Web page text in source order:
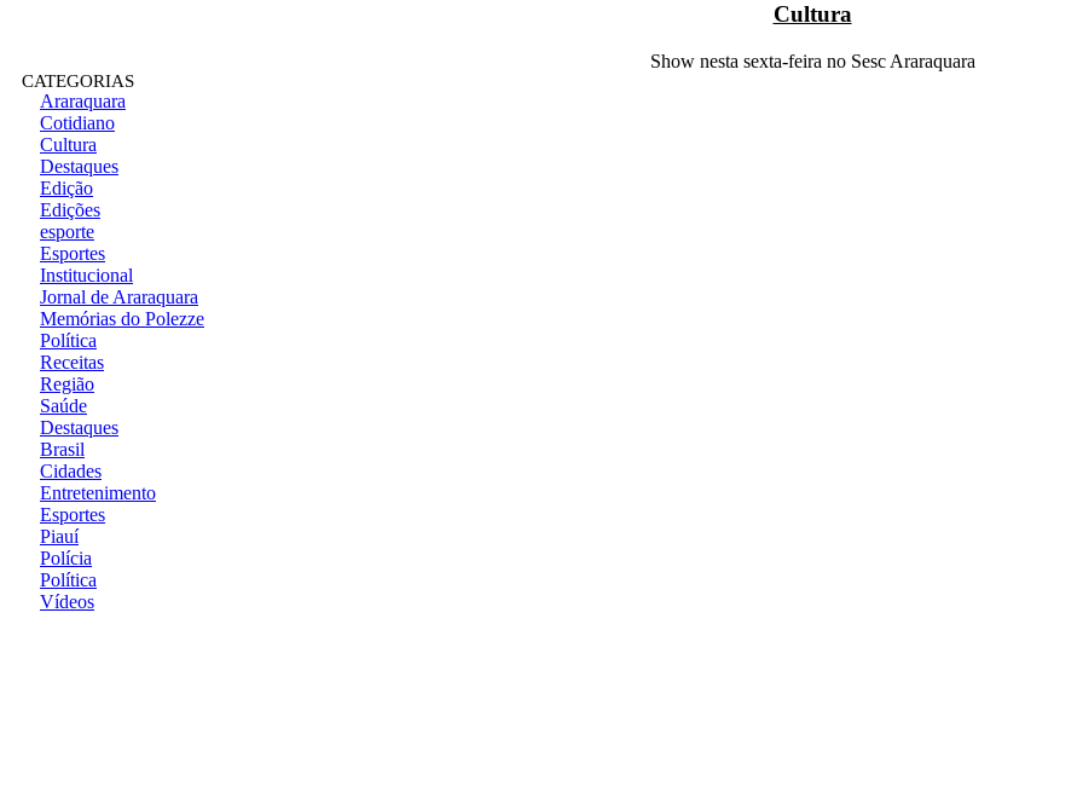
Cultura
Show nesta sexta-feira no Sesc Araraquara
CATEGORIAS
Araraquara
Cotidiano
Cultura
Destaques
Edição
Edições
esporte
Esportes
Institucional
Jornal de Araraquara
Memórias do Polezze
Política
Receitas
Região
Saúde
Destaques
Brasil
Cidades
Entretenimento
Esportes
Piauí
Polícia
Política
Vídeos